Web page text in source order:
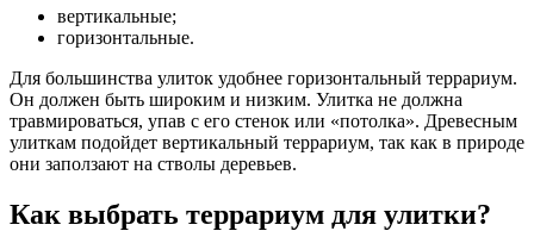
вертикальные;
горизонтальные.
Для большинства улиток удобнее горизонтальный террариум.
Он должен быть широким и низким. Улитка не должна
травмироваться, упав с его стенок или «потолка». Древесным
улиткам подойдет вертикальный террариум, так как в природе
они заползают на стволы деревьев.
Как выбрать террариум для улитки?